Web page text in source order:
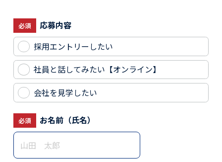
必須
応募内容
採用エントリーしたい
社員と話してみたい【オンライン】
会社を見学したい
必須 お名前（氏名）